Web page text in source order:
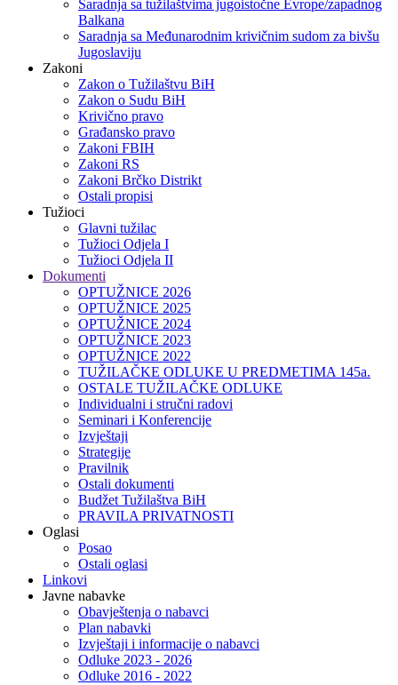
Saradnja sa tužilaštvima jugoistočne Evrope/zapadnog
Balkana
Saradnja sa Međunarodnim krivičnim sudom za bivšu
Jugoslaviju
Zakoni
Zakon o Тužilaštvu BiH
Zakon o Sudu BiH
Krivično pravo
Građansko pravo
Zakoni FBIH
Zakoni RS
Zakoni Brčko Distrikt
Ostali propisi
Tužioci
Glavni tužilac
Tužioci Odjela I
Tužioci Odjela II
Dokumenti
OPTUŽNICE 2026
OPTUŽNICE 2025
OPTUŽNICE 2024
OPTUŽNICE 2023
OPTUŽNICE 2022
TUŽILAČKE ODLUKE U PREDMETIMA 145a.
OSTALE TUŽILAČKE ODLUKE
Individualni i stručni radovi
Seminari i Konferencije
Izvještaji
Strategije
Pravilnik
Ostali dokumenti
Budžet Tužilaštva BiH
PRAVILA PRIVATNOSTI
Oglasi
Posao
Ostali oglasi
Linkovi
Javne nabavke
Obavještenja o nabavci
Plan nabavki
Izvještaji i informacije o nabavci
Odluke 2023 - 2026
Odluke 2016 - 2022